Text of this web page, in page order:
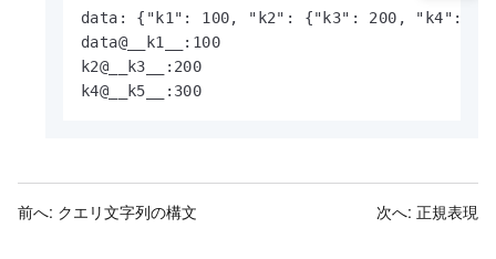
data: {"k1": 100, "k2": {"k3": 200, "k4":
data@__k1__:100
k2@__k3__:200
k4@__k5__:300
前へ: クエリ文字列の構文 次へ: 正規表現